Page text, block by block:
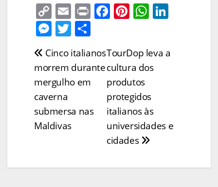
C
o
p
y
Li
n
k
E
m
ai
l
Pr F
e
b
o
o
k
Pi
e
st
W
s
A
p
e
M
e
ss
e
n
g
er
T
w
itt
er
ar
e
Navegação
de
Post
TourDop leva a
cultura dos
produtos
protegidos
italianos às
universidades e
cidades
Cinco italianos
morrem durante
mergulho em
caverna
submersa nas
Maldivas